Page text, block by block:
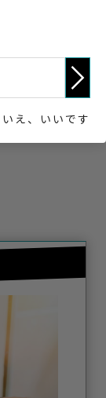
いえ、いいです